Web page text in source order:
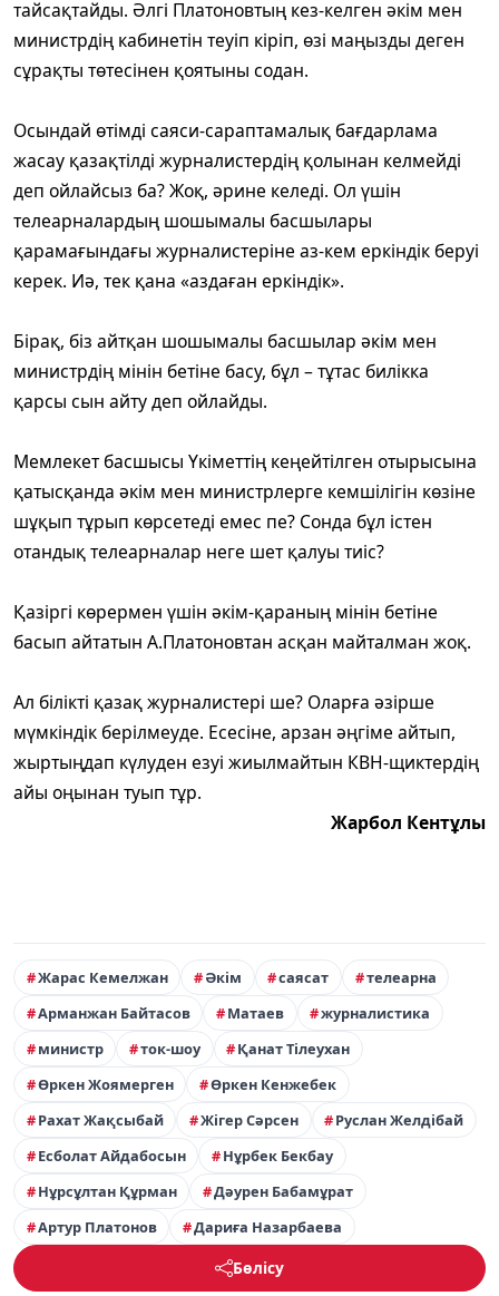
тайсақтайды. Әлгі Платоновтың кез-келген әкім мен
министрдің кабинетін теуіп кіріп, өзі маңызды деген
сұрақты төтесінен қоятыны содан.
Осындай өтімді саяси-сараптамалық бағдарлама
жасау қазақтілді журналистердің қолынан келмейді
деп ойлайсыз ба? Жоқ, әрине келеді. Ол үшін
телеарналардың шошымалы басшылары
қарамағындағы журналистеріне аз-кем еркіндік беруі
керек. Иә, тек қана «аздаған еркіндік».
Бірақ, біз айтқан шошымалы басшылар әкім мен
министрдің мінін бетіне басу, бұл – тұтас билікка
қарсы сын айту деп ойлайды.
Мемлекет басшысы Үкіметтің кеңейтілген отырысына
қатысқанда әкім мен министрлерге кемшілігін көзіне
шұқып тұрып көрсетеді емес пе? Сонда бұл істен
отандық телеарналар неге шет қалуы тиіс?
Қазіргі көрермен үшін әкім-қараның мінін бетіне
басып айтатын А.Платоновтан асқан майталман жоқ.
Ал білікті қазақ журналистері ше? Оларға әзірше
мүмкіндік берілмеуде. Есесіне, арзан әңгіме айтып,
жыртыңдап күлуден езуі жиылмайтын КВН-щиктердің
айы оңынан туып тұр.
Жарбол Кентұлы
Жарас Кемелжан Әкім саясат
телеарна
Арманжан Байтасов
Матаев
журналистика
министр
ток-шоу
Қанат Тілеухан
Өркен Жоямерген
Өркен Кенжебек
Рахат Жақсыбай
Жігер Сәрсен
Руслан Желдібай
Есболат Айдабосын
Нұрбек Бекбау
Нұрсұлтан Құрман
Дәурен Бабамұрат
Артур Платонов
Дариға Назарбаева
Бөлісу